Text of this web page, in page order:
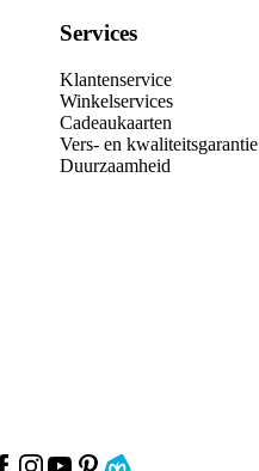
Services
Klantenservice
Winkelservices
Cadeaukaarten
Vers- en kwaliteitsgarantie
Duurzaamheid